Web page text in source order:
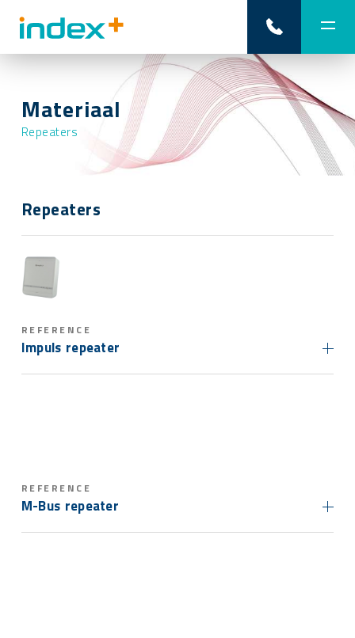
Materiaal
Repeaters
Repeaters
REFERENCE
Impuls repeater
REFERENCE
M-Bus repeater